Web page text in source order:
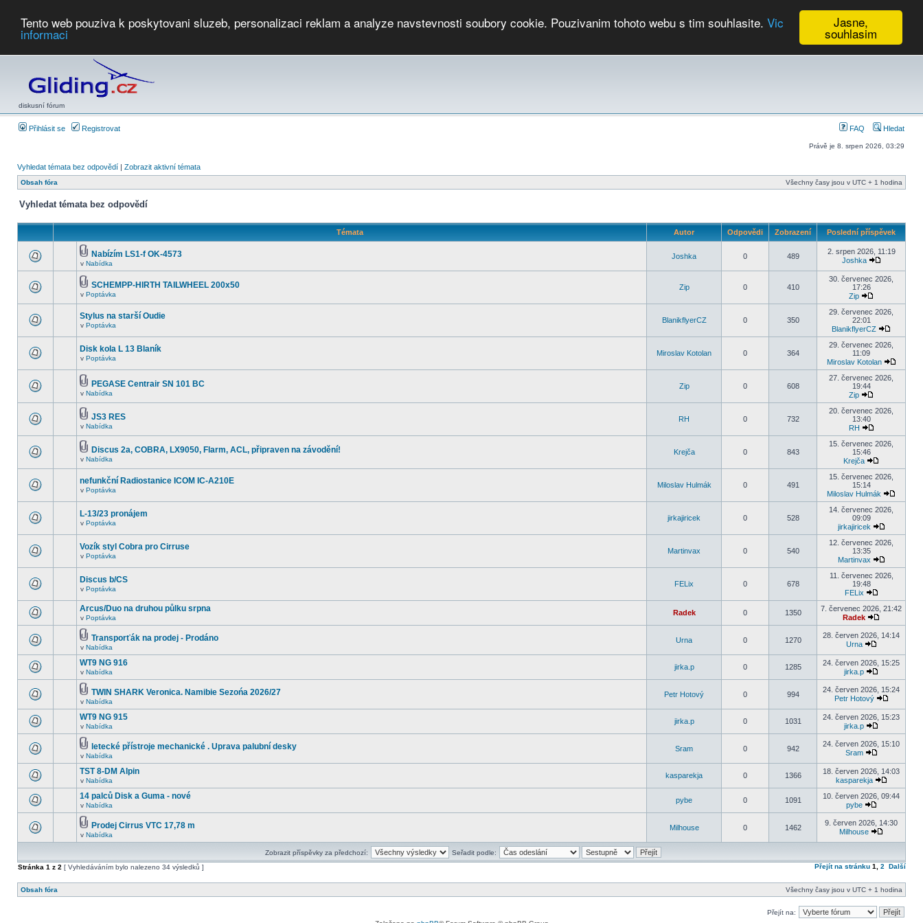
Jasne,
souhlasim
Tento web pouziva k poskytovani sluzeb, personalizaci reklam a analyze navstevnosti soubory cookie. Pouzivanim tohoto webu s tim souhlasite. Vic
informaci
diskusní fórum
Přihlásit se Registrovat FAQ Hledat
Právě je 8. srpen 2026, 03:29
Vyhledat témata bez odpovědí | Zobrazit aktivní témata
Obsah fóra Všechny časy jsou v UTC + 1 hodina
Vyhledat témata bez odpovědí
Témata Autor Odpovědi Zobrazení Poslední příspěvek
Nabízím LS1-f OK-4573
v Nabídka
Joshka 0 489
2. srpen 2026, 11:19
Joshka
SCHEMPP-HIRTH TAILWHEEL 200x50
v Poptávka
Zip 0 410
30. červenec 2026,
17:26
Zip
Stylus na starší Oudie
v Poptávka
BlanikflyerCZ 0 350
29. červenec 2026,
22:01
BlanikflyerCZ
Disk kola L 13 Blaník
v Poptávka
Miroslav Kotolan 0 364
29. červenec 2026,
11:09
Miroslav Kotolan
PEGASE Centrair SN 101 BC
v Nabídka
Zip 0 608
27. červenec 2026,
19:44
Zip
JS3 RES
v Nabídka
RH 0 732
20. červenec 2026,
13:40
RH
Discus 2a, COBRA, LX9050, Flarm, ACL, připraven na závodění!
v Nabídka
Krejča 0 843
15. červenec 2026,
15:46
Krejča
nefunkční Radiostanice ICOM IC-A210E
v Poptávka
Miloslav Hulmák 0 491
15. červenec 2026,
15:14
Miloslav Hulmák
L-13/23 pronájem
v Poptávka
jirkajiricek 0 528
14. červenec 2026,
09:09
jirkajiricek
Vozík styl Cobra pro Cirruse
v Poptávka
Martinvax 0 540
12. červenec 2026,
13:35
Martinvax
Discus b/CS
v Poptávka
FELix 0 678
11. červenec 2026,
19:48
FELix
Arcus/Duo na druhou půlku srpna
v Poptávka
Radek 0 1350
7. červenec 2026, 21:42
Radek
Transporťák na prodej - Prodáno
v Nabídka
Urna 0 1270
28. červen 2026, 14:14
Urna
WT9 NG 916
v Nabídka
jirka.p 0 1285
24. červen 2026, 15:25
jirka.p
TWIN SHARK Veronica. Namibie Sezońa 2026/27
v Nabídka
Petr Hotový 0 994
24. červen 2026, 15:24
Petr Hotový
WT9 NG 915
v Nabídka
jirka.p 0 1031
24. červen 2026, 15:23
jirka.p
letecké přístroje mechanické . Uprava palubní desky
v Nabídka
Sram 0 942
24. červen 2026, 15:10
Sram
TST 8-DM Alpin
v Nabídka
kasparekja 0 1366
18. červen 2026, 14:03
kasparekja
14 palců Disk a Guma - nové
v Nabídka
pybe 0 1091
10. červen 2026, 09:44
pybe
Prodej Cirrus VTC 17,78 m
v Nabídka
Milhouse 0 1462
9. červen 2026, 14:30
Milhouse
Zobrazit příspěvky za předchozí:
Seřadit podle:
Stránka 1 z 2 [ Vyhledáváním bylo nalezeno 34 výsledků ] Přejít na stránku 1 2 Další
Obsah fóra Všechny časy jsou v UTC + 1 hodina
Přejít na: